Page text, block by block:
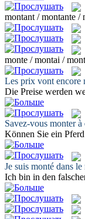
montant / montante /
monte / montai /
Les prix vont encore
Die Preise werden
Savez-vous monterà
Können Sie ein Pferd
Je suis monté dans le
Ich bin in den